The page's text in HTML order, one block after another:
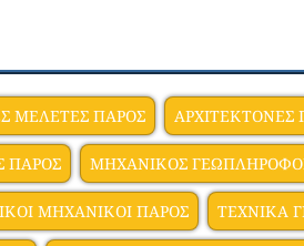
ΜΕΛΕΤΕΣ ΠΑΡΟΣ ΑΡΧIΤΕΚΤΟΝΕΣ
ΠΑΡΟΣ ΜΗΧΑΝΙΚΟΣ
ΜΗΧΑΝΙΚΟΙ ΠΑΡΟΣ ΤΕΧΝΙΚΑ